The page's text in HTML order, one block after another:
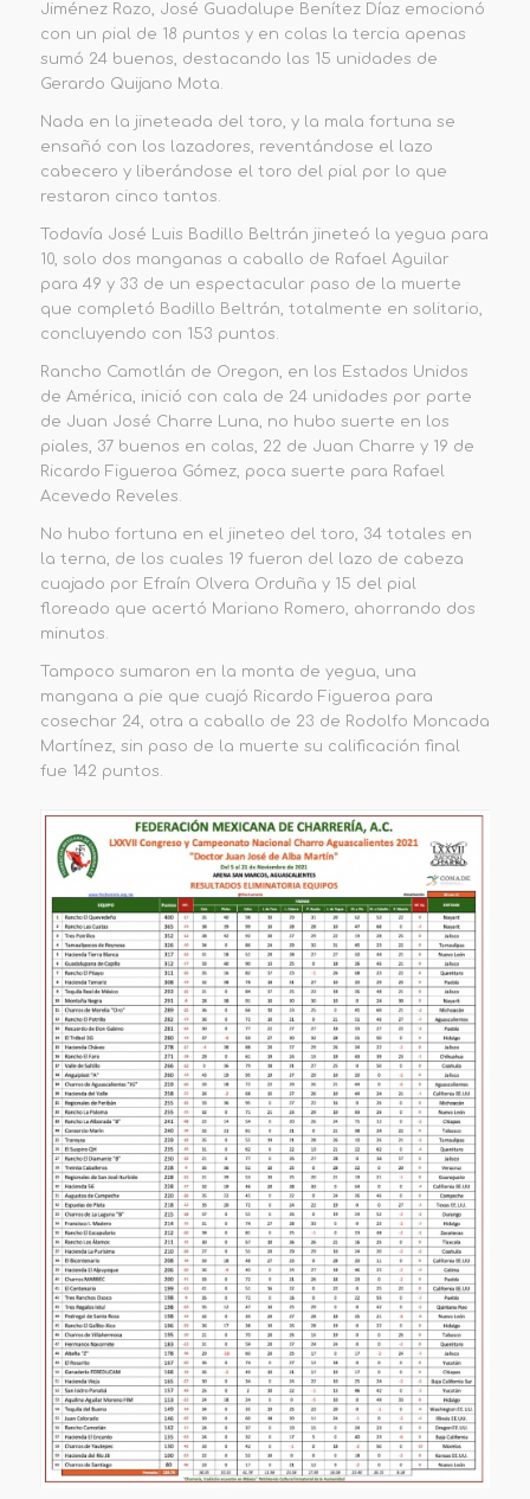
Jiménez Razo, José Guadalupe Benítez Díaz emocionó
con un pial de 18 puntos y en colas la tercia apenas
sumó 24 buenos, destacando las 15 unidades de
Gerardo Quijano Mota.
Nada en la jineteada del toro, y la mala fortuna se
ensañó con los lazadores, reventándose el lazo
cabecero y liberándose el toro del pial por lo que
restaron cinco tantos.
Todavía José Luis Badillo Beltrán jineteó la yegua para
10, solo dos manganas a caballo de Rafael Aguilar
para 49 y 33 de un espectacular paso de la muerte
que completó Badillo Beltrán, totalmente en solitario,
concluyendo con 153 puntos.
Rancho Camotlán de Oregon, en los Estados Unidos
de América, inició con cala de 24 unidades por parte
de Juan José Charre Luna, no hubo suerte en los
piales, 37 buenos en colas, 22 de Juan Charre y 19 de
Ricardo Figueroa Gómez, poca suerte para Rafael
Acevedo Reveles.
No hubo fortuna en el jineteo del toro, 34 totales en
la terna, de los cuales 19 fueron del lazo de cabeza
cuajado por Efraín Olvera Orduña y 15 del pial
floreado que acertó Mariano Romero, ahorrando dos
minutos.
Tampoco sumaron en la monta de yegua, una
mangana a pie que cuajó Ricardo Figueroa para
cosechar 24, otra a caballo de 23 de Rodolfo Moncada
Martínez, sin paso de la muerte su calificación final
fue 142 puntos.